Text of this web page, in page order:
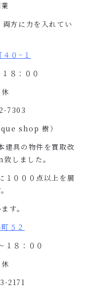
両方に力を入れてい
０ − １
８：００
7303
shop樹）
建具の物件を買取改
致しました。
１０００点以上を展
す。
５２
８：００
2171